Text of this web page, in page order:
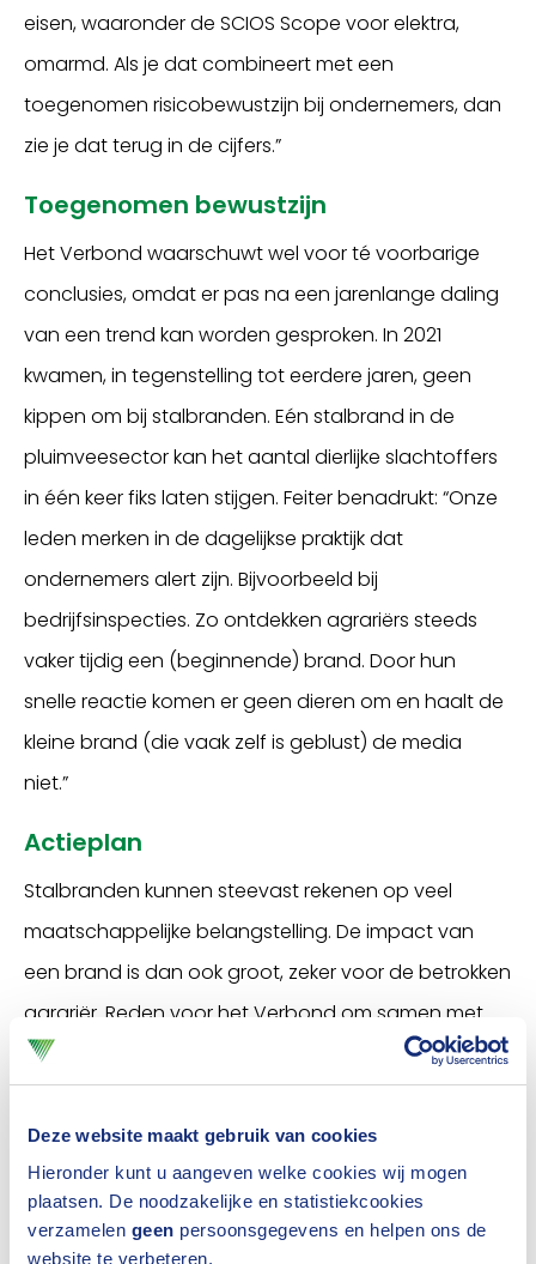
Deze website maakt gebruik van cookies
Hieronder kunt u aangeven welke cookies wij mogen
plaatsen. De noodzakelijke en statistiekcookies
verzamelen geen persoonsgegevens en helpen ons de
website te verbeteren.
eisen, waaronder de SCIOS Scope voor elektra,
omarmd. Als je dat combineert met een
toegenomen risicobewustzijn bij ondernemers, dan
zie je dat terug in de cijfers.”
Toegenomen bewustzijn
Het Verbond waarschuwt wel voor té voorbarige
conclusies, omdat er pas na een jarenlange daling
van een trend kan worden gesproken. In 2021
kwamen, in tegenstelling tot eerdere jaren, geen
kippen om bij stalbranden. Eén stalbrand in de
pluimveesector kan het aantal dierlijke slachtoffers
in één keer fiks laten stijgen. Feiter benadrukt: “Onze
leden merken in de dagelijkse praktijk dat
ondernemers alert zijn. Bijvoorbeeld bij
bedrijfsinspecties. Zo ontdekken agrariërs steeds
vaker tijdig een (beginnende) brand. Door hun
snelle reactie komen er geen dieren om en haalt de
kleine brand (die vaak zelf is geblust) de media
niet.”
Actieplan
Stalbranden kunnen steevast rekenen op veel
maatschappelijke belangstelling. De impact van
een brand is dan ook groot, zeker voor de betrokken
agrariër. Reden voor het Verbond om samen met
de agrarische sector (LTO Nederland), de ministeries
van LNV en Binnenlandse Zaken, Brandweer
Nederland en de Dierenbescherming het
Brandveilige Veestallenop te stellen. Daarnaast
heeft deOnderzoeksraad voor Veiligheidvorig jaar
het rapportStalbranden in de veehouderij